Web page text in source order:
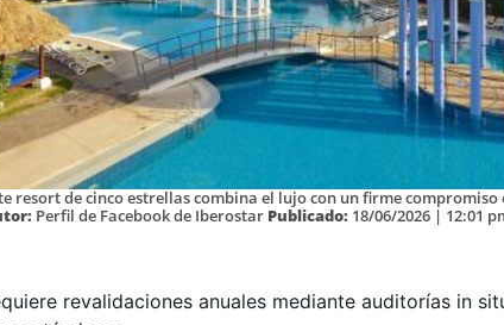
resort de cinco estrellas combina el lujo con un firme compromiso
Perfil de Facebook de Iberostar Publicado: 18/06/2026 | 12:01
revalidaciones anuales mediante auditorías in